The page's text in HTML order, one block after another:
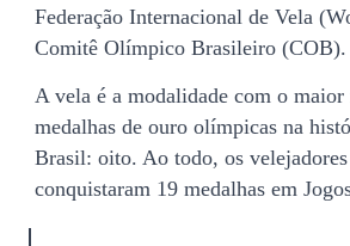
Federação Internacional de Vela
Comitê Olímpico Brasileiro (COB).
A vela é a modalidade com o maior
medalhas de ouro olímpicas na
Brasil: oito. Ao todo, os
conquistaram 19 medalhas em